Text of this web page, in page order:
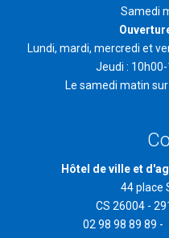
Samedi
Lundi, mardi, mercredi et
Jeudi :
Le samedi matin
Hôtel de ville et
44 place
CS 26004 -
02 98 98 89 89 -